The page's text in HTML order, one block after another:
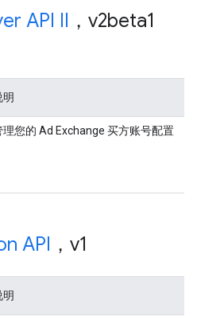
API II ，v2beta1
明
理您的 Ad Exchange 买方账号配置
API ，v1
明